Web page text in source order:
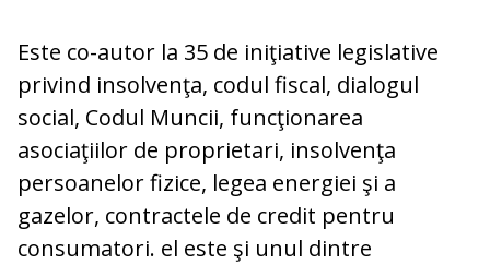
Este co-autor la 35 de iniţiative legislative
privind insolvenţa, codul fiscal, dialogul
social, Codul Muncii, funcţionarea
asociaţiilor de proprietari, insolvenţa
persoanelor fizice, legea energiei şi a
gazelor, contractele de credit pentru
consumatori. el este şi unul dintre